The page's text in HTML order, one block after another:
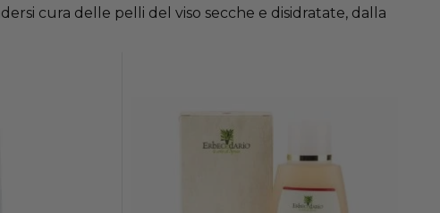
cura delle pelli del viso secche e disidratate, dalla